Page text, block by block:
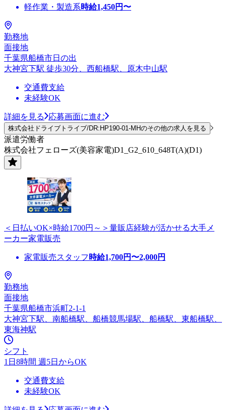
軽作業・製造系時給1,450円〜
勤務地
面接地
千葉県船橋市日の出
大神宮下駅 徒歩30分、西船橋駅、原木中山駅
交通費支給
未経験OK
詳細を見る 応募画面に進む
株式会社ドライブトライブ/DR:HP190-01-MHのその他の求人を見る
派遣労働者
株式会社フェローズ(美容家電)D1_G2_610_648T(A)(D1)
＜日払いOK×時給1700円～＞量販店経験が活かせる大手メ
ーカー家電販売
家電販売スタッフ 時給1,700円〜2,000円
勤務地
面接地
千葉県船橋市浜町2-1-1
大神宮下駅、南船橋駅、船橋競馬場駅、船橋駅、東船橋駅、
東海神駅
シフト
1日8時間 週5日からOK
交通費支給
未経験OK